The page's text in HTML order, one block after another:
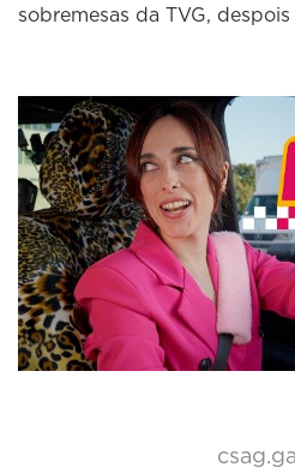
sobremesas da TVG,